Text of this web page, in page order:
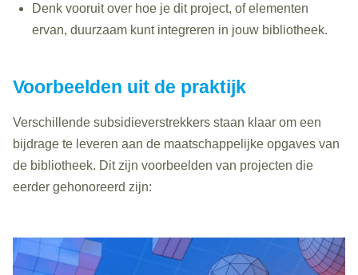
Denk vooruit over hoe je dit project, of elementen
ervan, duurzaam kunt integreren in jouw bibliotheek.
Voorbeelden uit de praktijk
Verschillende subsidieverstrekkers staan klaar om een
bijdrage te leveren aan de maatschappelijke opgaves van
de bibliotheek. Dit zijn voorbeelden van projecten die
eerder gehonoreerd zijn: